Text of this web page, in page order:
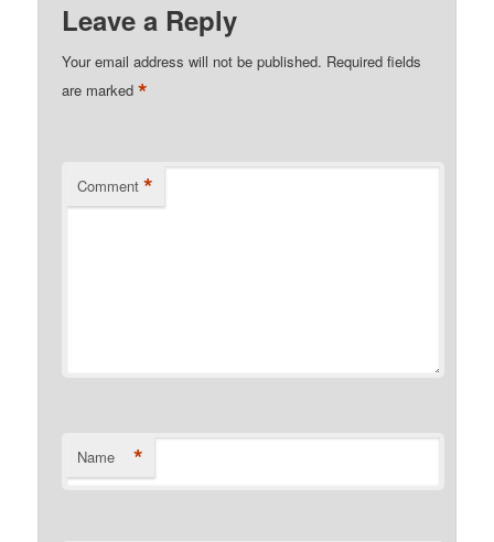
Leave a Reply
Your email address will not be published. Required fields
are marked*
Comment *
Name *